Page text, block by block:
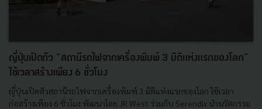
ญี่ปุ่นเปิดตัว “สถานีรถไฟจากเครื่องพิมพ์ 3 มิติแห่งแรกของโลก”
ใช้เวลาสร้างเพียง 6 ชั่วโมง
ญี่ปุ่นเปิดตัวสถานีรถไฟจากเครื่องพิมพ์ 3 มิติแห่งแรกของโลก ใช้เวลา
ก่อสร้างเพียง 6 ชั่วโมง พัฒนาโดย JR West ร่วมกับ Serendix นำนวัตกรรม